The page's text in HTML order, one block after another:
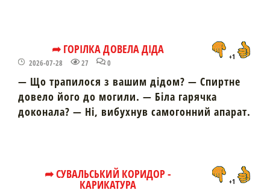
➦ ГОРІЛКА ДОВЕЛА ДІДА
2026-07-28 27 0
+1
— Що трапилося з вашим дідом? — Спиртне
довело його до могили. — Біла гарячка
доконала? — Ні, вибухнув самогонний апарат.
➦ СУВАЛЬСЬКИЙ КОРИДОР -
КАРИКАТУРА +1